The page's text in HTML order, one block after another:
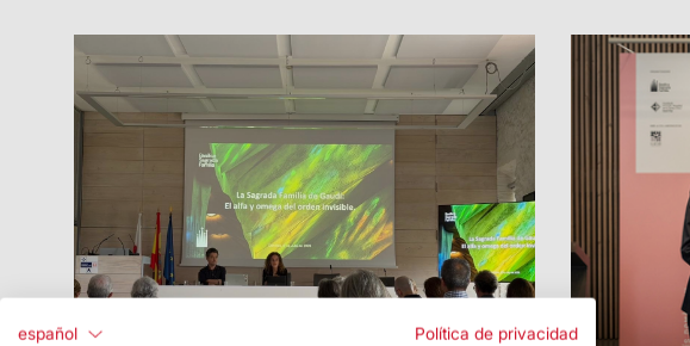
español
Política de privacidad